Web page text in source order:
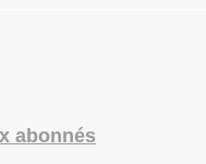
abonnés